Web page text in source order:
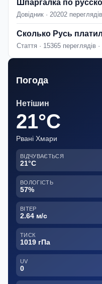
Шпаргалка по
Довідник · 20202
Сколько Русь
Стаття · 15365 переглядів
Погода
Нетішин
21°C
Рвані Хмари
ВІДЧУВАЄТЬСЯ
21°C
ВОЛОГІСТЬ
57%
ВІТЕР
2.64 м/с
ТИСК
1019 гПа
UV
0